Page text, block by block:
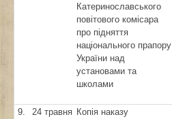
Катеринославського
повітового комісара
про підняття
національного прапору
України над
установами та
школами
9.
24 травня Копія наказу